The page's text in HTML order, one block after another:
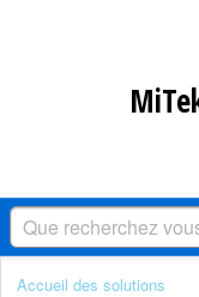
Accueil des solutions